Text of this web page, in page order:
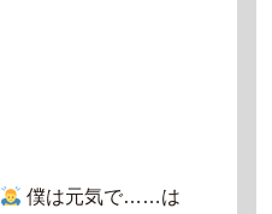
僕は元気で……は